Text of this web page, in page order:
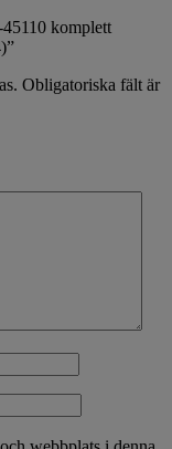
komplett
Obligatoriska fält är